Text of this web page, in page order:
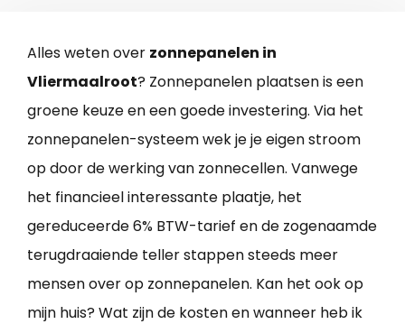
Alles weten over zonnepanelen in
Vliermaalroot? Zonnepanelen plaatsen is een
groene keuze en een goede investering. Via het
zonnepanelen-systeem wek je je eigen stroom
op door de werking van zonnecellen. Vanwege
het financieel interessante plaatje, het
gereduceerde 6% BTW-tarief en de zogenaamde
terugdraaiende teller stappen steeds meer
mensen over op zonnepanelen. Kan het ook op
mijn huis? Wat zijn de kosten en wanneer heb ik